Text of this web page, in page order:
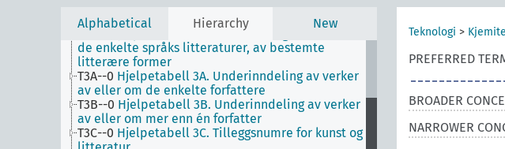
Alphabetical Hierarchy New
Hjelpetabell 2. Geografiske områder,
historiske perioder, biografier
T3--0
Hjelpetabell 3. Underinndeling av kunst, av
de enkelte språks litteraturer, av bestemte
litterære former
T3A--0 Hjelpetabell 3A. Underinndeling av verker
av eller om de enkelte forfattere
T3B--0 Hjelpetabell 3B. Underinndeling av verker
av eller om mer enn én forfatter
T3C--0 Hjelpetabell 3C. Tilleggsnumre for kunst og
Teknologi >
PREFERRED
BROADER
NARROWER